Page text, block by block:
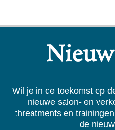
Wil je in de toekomst op
nieuwe salon- en
threatments en
de